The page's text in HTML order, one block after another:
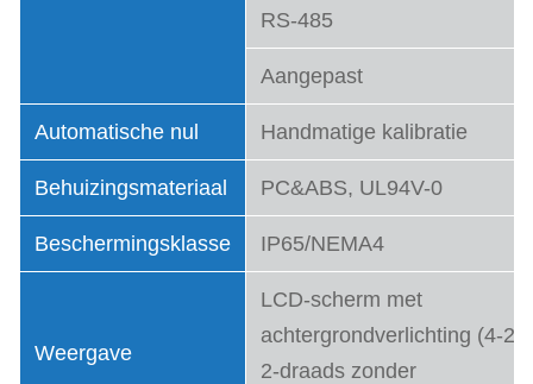
RS-485
Aangepast
Automatische nul Handmatige kalibratie
Behuizingsmateriaal PC&ABS, UL94V-0
Beschermingsklasse IP65/NEMA4
Weergave
LCD-scherm met
achtergrondverlichting (4-
2-draads zonder